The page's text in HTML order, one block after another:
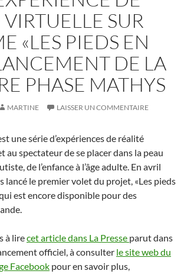
SUR
«LES PIEDS EN
DE LA
PHASE MATHYS
MARTINE LAISSER UN COMMENTAIRE
une série d’expériences de réalité
au spectateur de se placer dans la peau
de l’enfance à l’âge adulte. En avril
lancé le premier volet du projet, «Les pieds
est encore disponible pour des
à lirecet article dans La Presse parut dans
officiel, à consulter le site web du
Facebook pour en savoir plus,